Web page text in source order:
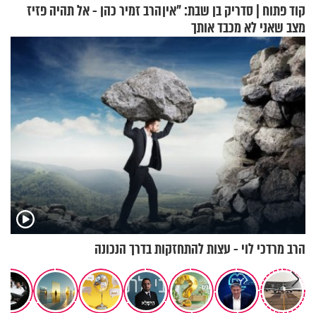
קוד פתוח | סדריק בן שבת: "אין
מצב שאני לא מכבד אותך
בבוקר בהנחת תפילין"
הרב זמיר כהן - אל תהיה פזיז
הרב מרדכי לוי - עצות להתחזקות בדרך הנכונה